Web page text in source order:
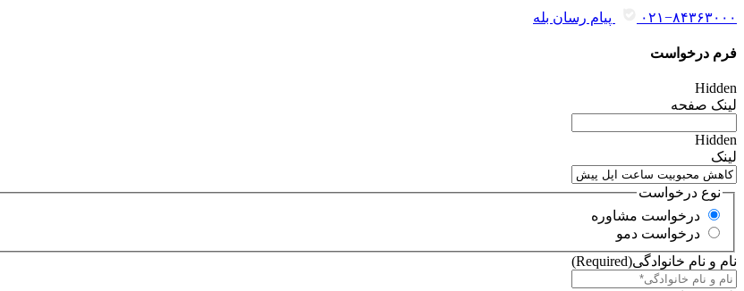
۰۲۱−۸۴۳۶۳۰۰۰ پیام رسان بله
فرم درخواست
Hidden
لینک صفحه
Hidden
لینک
نوع درخواست
درخواست مشاوره
درخواست دمو
نام و نام خانوادگی(Required)